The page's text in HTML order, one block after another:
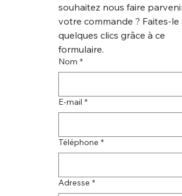
souhaitez nous faire
votre commande ? Faites-le
quelques clics grâce à ce
formulaire.
Nom *
E‑mail *
Téléphone *
Adresse *